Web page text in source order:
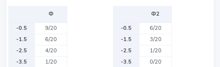
Ф
-0.5
9/20
-1.5
6/20
-2.5
4/20
-3.5
1/20
Ф2
-0.5
6/20
-1.5
3/20
-2.5
1/20
-3.5
0/20